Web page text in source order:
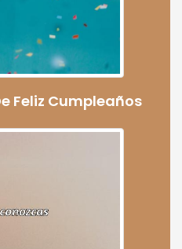
Feliz Cumpleaños